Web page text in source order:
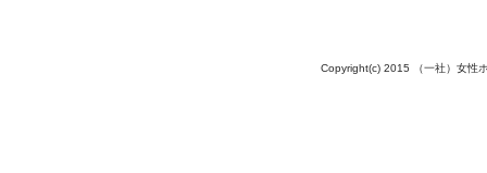
Copyright(c) 2015 （一社）女性